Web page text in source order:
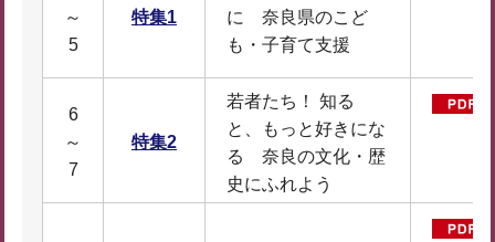
～
5
特集1
に 奈良県のこど
も・子育て支援
6
～
7
特集2
若者たち！ 知る
と、もっと好きにな
る 奈良の文化・歴
史にふれよう